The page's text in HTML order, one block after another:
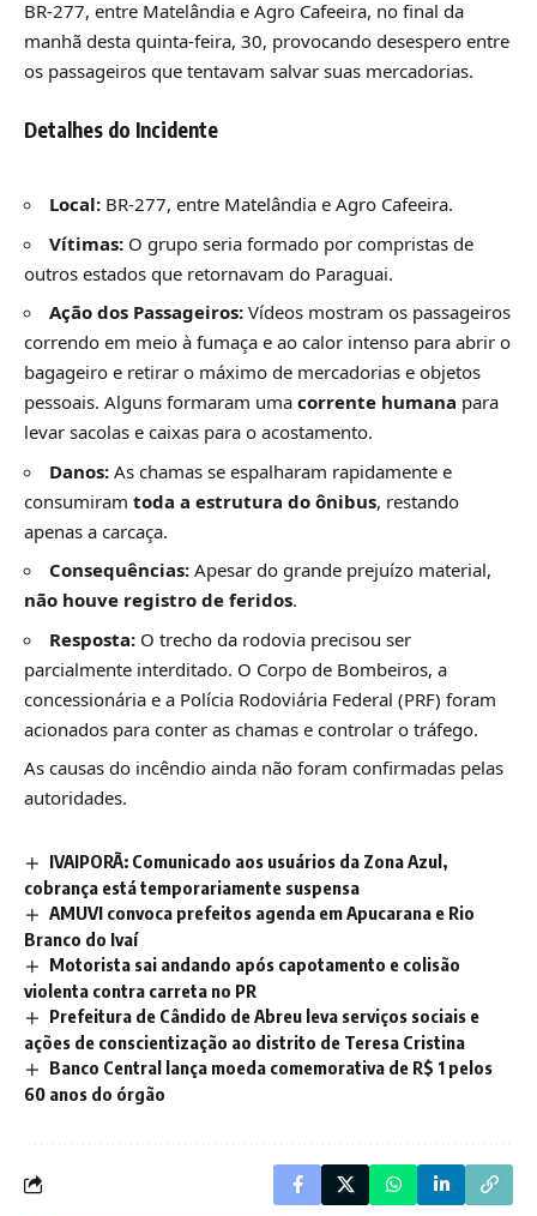
BR-277, entre Matelândia e Agro Cafeeira, no final da
manhã desta quinta-feira, 30, provocando desespero entre
os passageiros que tentavam salvar suas mercadorias.
Detalhes do Incidente
Local: BR-277, entre Matelândia e Agro Cafeeira.
Vítimas: O grupo seria formado por compristas de
outros estados que retornavam do Paraguai.
Ação dos Passageiros: Vídeos mostram os passageiros
correndo em meio à fumaça e ao calor intenso para abrir o
bagageiro e retirar o máximo de mercadorias e objetos
pessoais. Alguns formaram uma corrente humana para
levar sacolas e caixas para o acostamento.
Danos: As chamas se espalharam rapidamente e
consumiram toda a estrutura do ônibus, restando
apenas a carcaça.
Consequências: Apesar do grande prejuízo material,
não houve registro de feridos.
Resposta: O trecho da rodovia precisou ser
parcialmente interditado. O Corpo de Bombeiros, a
concessionária e a Polícia Rodoviária Federal (PRF) foram
acionados para conter as chamas e controlar o tráfego.
As causas do incêndio ainda não foram confirmadas pelas
autoridades.
IVAIPORÃ: Comunicado aos usuários da Zona Azul,
cobrança está temporariamente suspensa
AMUVI convoca prefeitos agenda em Apucarana e Rio
Branco do Ivaí
Motorista sai andando após capotamento e colisão
violenta contra carreta no PR
Prefeitura de Cândido de Abreu leva serviços sociais e
ações de conscientização ao distrito de Teresa Cristina
Banco Central lança moeda comemorativa de R$ 1 pelos
60 anos do órgão